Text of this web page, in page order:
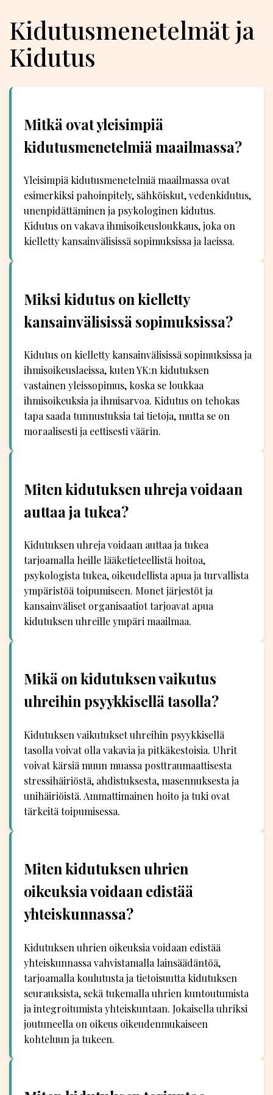
Kidutusmenetelmät ja
Kidutus
Mitkä ovat yleisimpiä
kidutusmenetelmiä maailmassa?
Yleisimpiä kidutusmenetelmiä maailmassa ovat
esimerkiksi pahoinpitely, sähköiskut, vedenkidutus,
unenpidättäminen ja psykologinen kidutus.
Kidutus on vakava ihmisoikeusloukkaus, joka on
kielletty kansainvälisissä sopimuksissa ja laeissa.
Miksi kidutus on kielletty
kansainvälisissä sopimuksissa?
Kidutus on kielletty kansainvälisissä sopimuksissa ja
ihmisoikeuslaeissa, kuten YK:n kidutuksen
vastainen yleissopimus, koska se loukkaa
ihmisoikeuksia ja ihmisarvoa. Kidutus on tehokas
tapa saada tunnustuksia tai tietoja, mutta se on
moraalisesti ja eettisesti väärin.
Miten kidutuksen uhreja voidaan
auttaa ja tukea?
Kidutuksen uhreja voidaan auttaa ja tukea
tarjoamalla heille lääketieteellistä hoitoa,
psykologista tukea, oikeudellista apua ja turvallista
ympäristöä toipumiseen. Monet järjestöt ja
kansainväliset organisaatiot tarjoavat apua
kidutuksen uhreille ympäri maailmaa.
Mikä on kidutuksen vaikutus
uhreihin psyykkisellä tasolla?
Kidutuksen vaikutukset uhreihin psyykkisellä
tasolla voivat olla vakavia ja pitkäkestoisia. Uhrit
voivat kärsiä muun muassa posttraumaattisesta
stressihäiriöstä, ahdistuksesta, masennuksesta ja
unihäiriöistä. Ammattimainen hoito ja tuki ovat
tärkeitä toipumisessa.
Miten kidutuksen uhrien
oikeuksia voidaan edistää
yhteiskunnassa?
Kidutuksen uhrien oikeuksia voidaan edistää
yhteiskunnassa vahvistamalla lainsäädäntöä,
tarjoamalla koulutusta ja tietoisuutta kidutuksen
seurauksista, sekä tukemalla uhrien kuntoutumista
ja integroitumista yhteiskuntaan. Jokaisella uhriksi
joutuneella on oikeus oikeudenmukaiseen
kohteluun ja tukeen.